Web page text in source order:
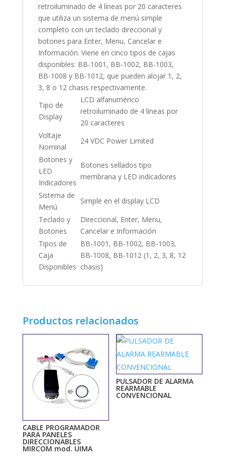
retroiluminado de 4 líneas por 20 caracteres
que utiliza un sistema de menú simple
completo con un teclado direccional y
botones para Enter, Menu, Cancelar e
Información. Viene en cinco tipos de cajas
disponibles: BB-1001, BB-1002, BB-1003,
BB-1008 y BB-1012, que pueden alojar 1, 2,
3, 8 o 12 chasis respectivamente.
Tipo de
Display
LCD alfanumérico
retroiluminado de 4 líneas por
20 caracteres
Voltaje
Nominal
24 VDC Power Limited
Botones y
LED
Indicadores
Botones sellados tipo
membrana y LED indicadores
Sistema de
Menú
Simple en el display LCD
Teclado y
Botones
Direccional, Enter, Menu,
Cancelar e Información
Tipos de
Caja
Disponibles
BB-1001, BB-1002, BB-1003,
BB-1008, BB-1012 (1, 2, 3, 8, 12
chasis)
Productos relacionados
CABLE PROGRAMADOR
PARA PANELES
DIRECCIONABLES
MIRCOM mod. UIMA
PULSADOR DE ALARMA
REARMABLE
CONVENCIONAL